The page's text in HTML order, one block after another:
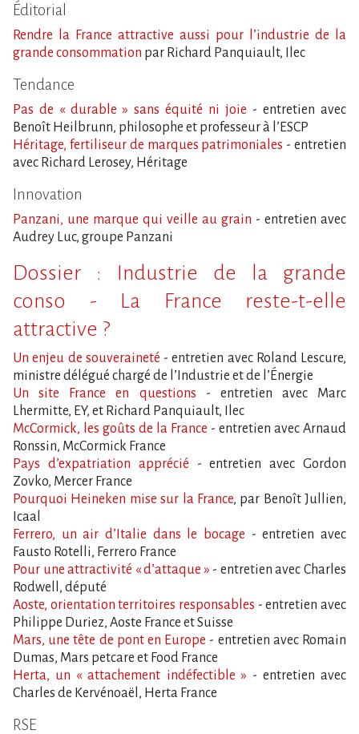
Éditorial
Rendre la France attractive aussi pour l​‌’industrie de la
grande consommation par Richard Panquiault, Ilec
Tendance
Pas de « durable » sans équité ni joie - entretien avec
Benoît Heilbrunn, philosophe et professeur à l’ESCP
Héritage, fertiliseur de marques patrimoniales - entretien
avec Richard Lerosey, Héritage
Innovation
Panzani, une marque qui veille au grain - entretien avec
Audrey Luc, groupe Panzani
Dossier : Industrie de la grande
conso - La France reste-t-elle
attractive ?
Un enjeu de souveraineté - entretien avec Roland Lescure,
ministre délégué chargé de l​‌’Industrie et de l​‌’Énergie
Un site France en questions - entretien avec Marc
Lhermitte, EY, et Richard Panquiault, Ilec
McCormick, les goûts de la France - entretien avec Arnaud
Ronssin, McCormick France
Pays d​‌’expatriation apprécié - entretien avec Gordon
Zovko, Mercer France
Pourquoi Heineken mise sur la France, par Benoît Jullien,
Icaal
Ferrero, un air d​‌’Italie dans le bocage - entretien avec
Fausto Rotelli, Ferrero France
Pour une attractivité « d​‌’attaque » - entretien avec Charles
Rodwell, député
Aoste, orientation territoires responsables - entretien avec
Philippe Duriez, Aoste France et Suisse
Mars, une tête de pont en Europe - entretien avec Romain
Dumas, Mars petcare et Food France
Herta, un « attachement indéfectible » - entretien avec
Charles de Kervénoaël, Herta France
RSE